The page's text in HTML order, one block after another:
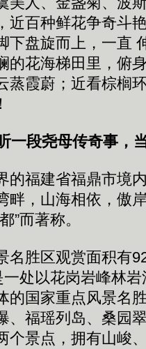
近百种鲜花争奇斗
下盘旋而上，一直
的花海梯田里，俯
霞蔚；近看棕榈
段尧母传奇事，
福建省福鼎市境
畔，山海相依，傲
”而著称。
胜区观赏面积有
处以花岗岩峰林
的国家重点风景名
、福瑶列岛、桑园
个景点，拥有山峻